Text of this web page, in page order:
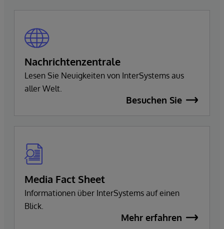
Nachrichtenzentrale
Lesen Sie Neuigkeiten von InterSystems aus
aller Welt.
Besuchen Sie
Media Fact Sheet
Informationen über InterSystems auf einen
Blick.
Mehr erfahren